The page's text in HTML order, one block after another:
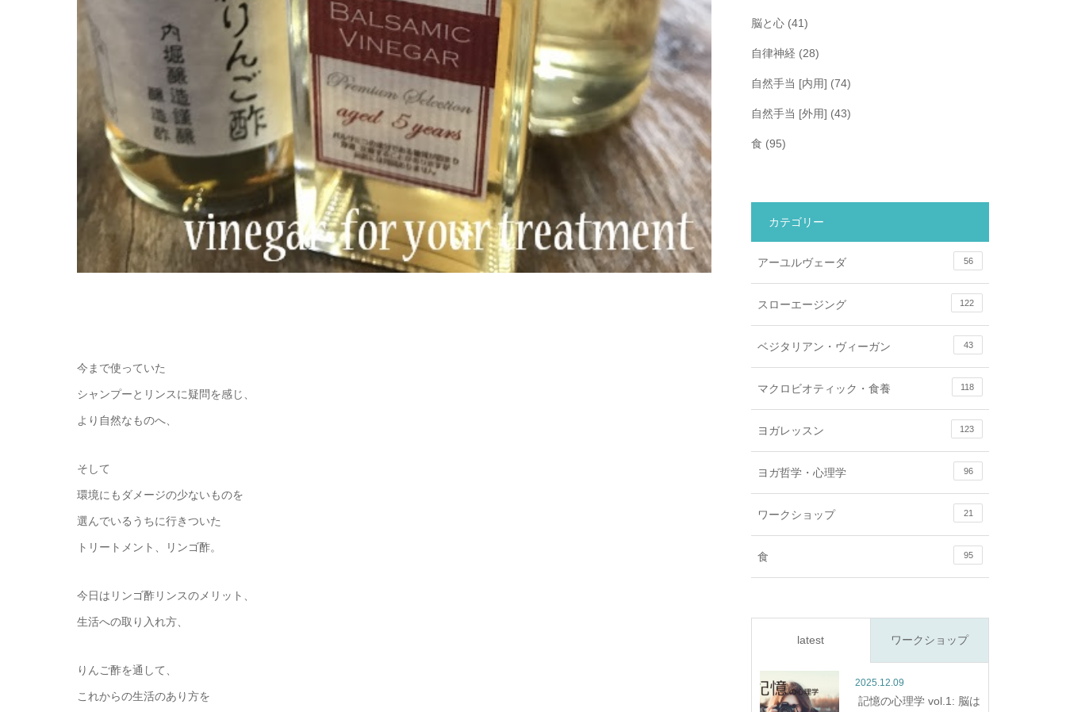
今まで使っていた
シャンプーとリンスに疑問を感じ、
より自然なものへ、
そして
環境にもダメージの少ないものを
選んでいるうちに行きついた
トリートメント、リンゴ酢。
今日はリンゴ酢リンスのメリット、
生活への取り入れ方、
りんご酢を通して、
これからの生活のあり方を
脳と心 (41)
自律神経 (28)
自然手当 [内用] (74)
自然手当 [外用] (43)
食 (95)
カテゴリー
アーユルヴェーダ 56
スローエージング 122
ベジタリアン・ヴィーガン 43
マクロビオティック・食養 118
ヨガレッスン 123
ヨガ哲学・心理学 96
ワークショップ 21
食 95
latest ワークショップ
2025.12.09
記憶の心理学 vol.1: 脳は